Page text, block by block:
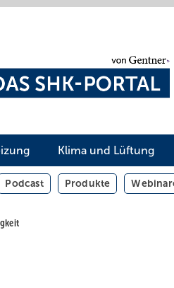
Klima und Lüftung
Podcast Produkte